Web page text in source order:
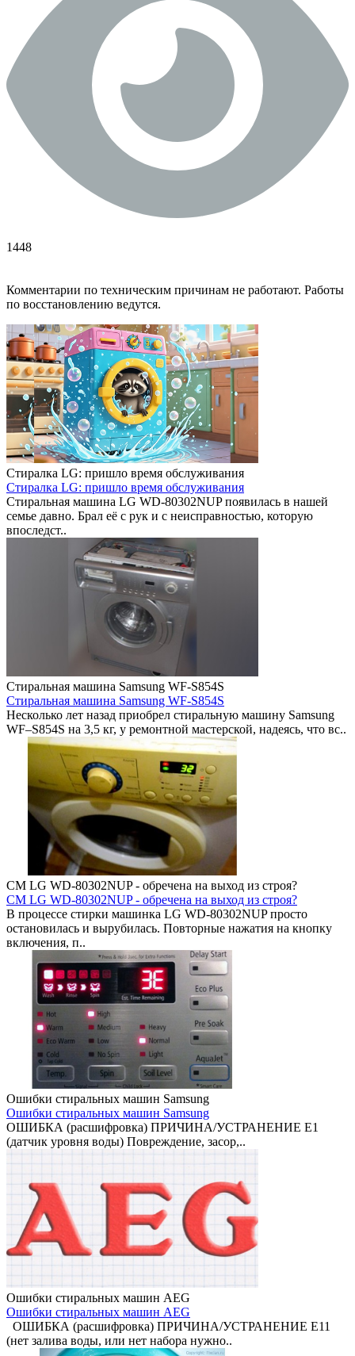
1448
Комментарии по техническим причинам не работают. Работы
по восстановлению ведутся.
Стиралка LG: пришло время обслуживания
Стиралка LG: пришло время обслуживания
Стиральная машина LG WD-80302NUP появилась в нашей
семье давно. Брал её с рук и с неисправностью, которую
впоследст..
Стиральная машина Samsung WF-S854S
Стиральная машина Samsung WF-S854S
Несколько лет назад приобрел стиральную машину Samsung
WF–S854S на 3,5 кг, у ремонтной мастерской, надеясь, что вс..
СМ LG WD-80302NUP - обречена на выход из строя?
СМ LG WD-80302NUP - обречена на выход из строя?
В процессе стирки машинка LG WD-80302NUP просто
остановилась и вырубилась. Повторные нажатия на кнопку
включения, п..
Ошибки стиральных машин Samsung
Ошибки стиральных машин Samsung
ОШИБКА (расшифровка) ПРИЧИНА/УСТРАНЕНИЕ Е1
(датчик уровня воды) Повреждение, засор,..
Ошибки стиральных машин AEG
Ошибки стиральных машин AEG
ОШИБКА (расшифровка) ПРИЧИНА/УСТРАНЕНИЕ E11
(нет залива воды, или нет набора нужно..